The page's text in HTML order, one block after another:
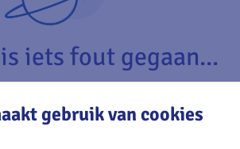
iets fout gegaan...
gebruik van cookies